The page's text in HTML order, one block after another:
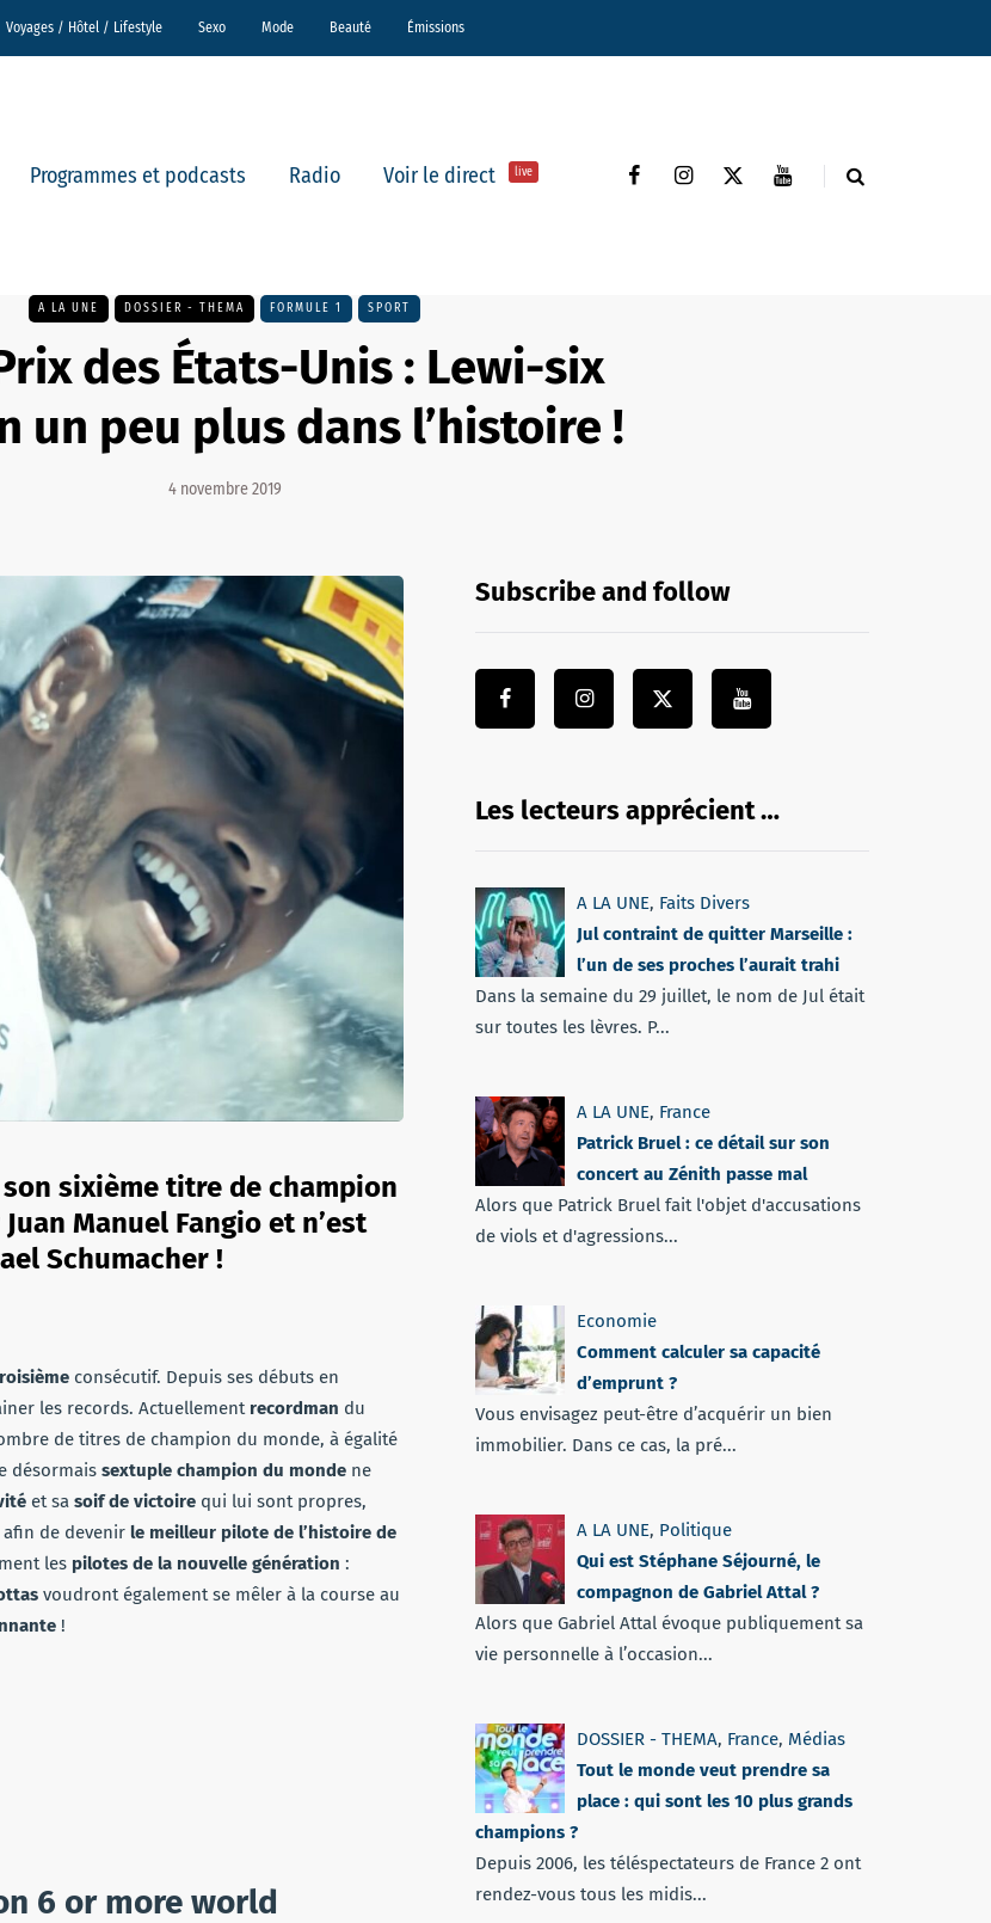
Voyages / Hôtel / Lifestyle Sexo Mode Beauté Émissions
Programmes et podcasts Radio Voir le direct live
A LA UNE DOSSIER - THEMA FORMULE 1 SPORT
des États-Unis : Lewi-six
un peu plus dans l’histoire !
4 novembre 2019
sixième titre de champion
Manuel Fangio et n’est
Schumacher !
consécutif. Depuis ses débuts en
les records. Actuellement recordman du
de titres de champion du monde, à égalité
désormais sextuple champion du monde ne
et sa soif de victoire qui lui sont propres,
afin de devenir le meilleur pilote de l’histoire de
les pilotes de la nouvelle génération :
voudront également se mêler à la course au
!
6 or more world
Subscribe and follow
Les lecteurs apprécient …
A LA UNE, Faits Divers
Jul contraint de quitter Marseille :
l’un de ses proches l’aurait trahi
Dans la semaine du 29 juillet, le nom de Jul était
sur toutes les lèvres. P...
A LA UNE, France
Patrick Bruel : ce détail sur son
concert au Zénith passe mal
Alors que Patrick Bruel fait l'objet d'accusations
de viols et d'agressions...
Economie
Comment calculer sa capacité
d’emprunt ?
Vous envisagez peut-être d’acquérir un bien
immobilier. Dans ce cas, la pré...
A LA UNE, Politique
Qui est Stéphane Séjourné, le
compagnon de Gabriel Attal ?
Alors que Gabriel Attal évoque publiquement sa
vie personnelle à l’occasion...
DOSSIER - THEMA, France, Médias
Tout le monde veut prendre sa
place : qui sont les 10 plus grands
champions ?
Depuis 2006, les téléspectateurs de France 2 ont
rendez-vous tous les midis...